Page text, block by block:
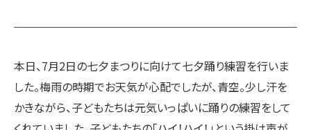
本日、7月2日の七夕まつりに向けて七夕踊り練習を行いま
した。梅雨の時期でお天気が心配でしたが、青空。少し汗を
かきながら、子どもたちは元気いっぱいに踊りの練習をして